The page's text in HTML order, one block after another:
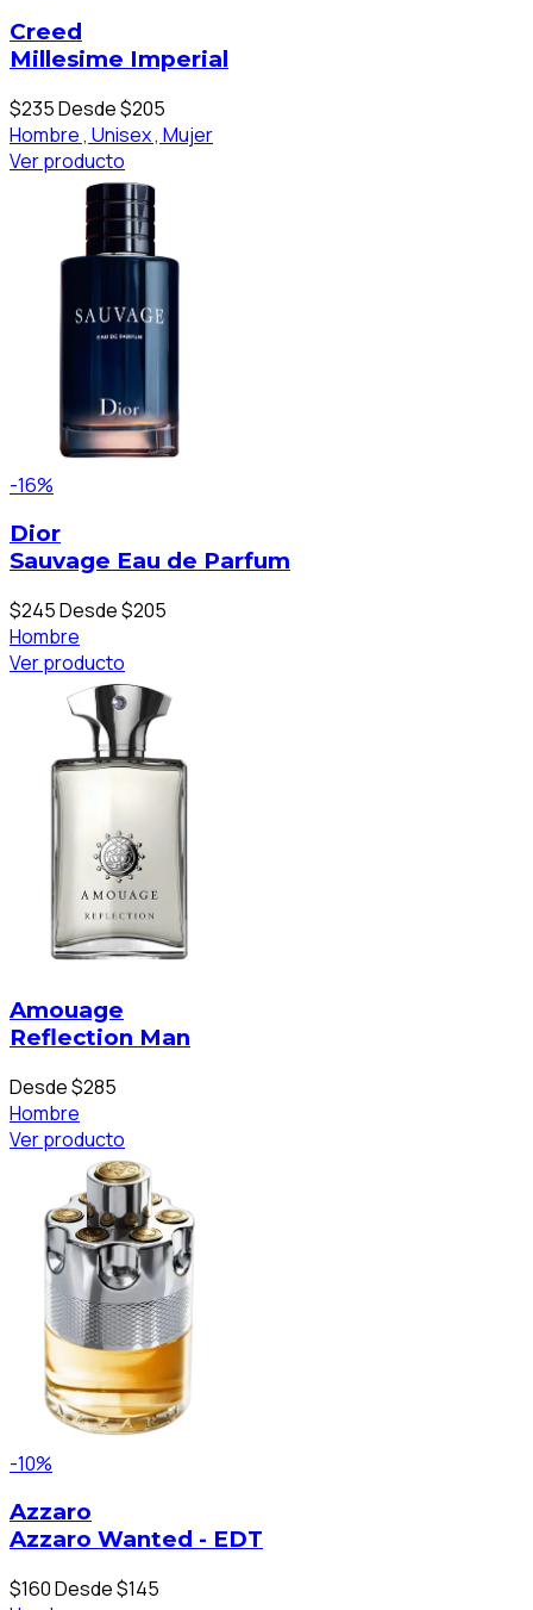
Creed
Millesime Imperial
$235Desde $205
Hombre , Unisex , Mujer
Ver producto
-16%
Dior
Sauvage Eau de Parfum
$245Desde $205
Hombre
Ver producto
Amouage
Reflection Man
Desde $285
Hombre
Ver producto
-10%
Azzaro
Azzaro Wanted - EDT
$160Desde $145